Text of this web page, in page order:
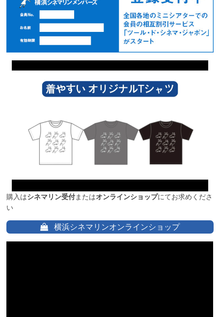
購入はシネマリン受付またはオンラインショップにてお求めくださ
い
横浜シネマリンオンラインショップ